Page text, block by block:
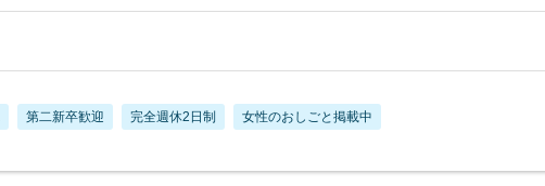
第二新卒歓迎 完全週休2日制 女性のおしごと掲載中